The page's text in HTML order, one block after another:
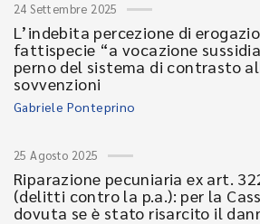
24 Settembre 2025
L’indebita percezione di
fattispecie “a vocazione
perno del sistema di contrasto
sovvenzioni
Gabriele Ponteprino
25 Agosto 2025
Riparazione pecuniaria ex art.
(delitti contro la p.a.): per la
dovuta se è stato risarcito il